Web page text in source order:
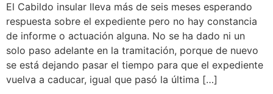
El Cabildo insular lleva más de seis meses esperando
respuesta sobre el expediente pero no hay constancia
de informe o actuación alguna. No se ha dado ni un
solo paso adelante en la tramitación, porque de nuevo
se está dejando pasar el tiempo para que el expediente
vuelva a caducar, igual que pasó la última […]